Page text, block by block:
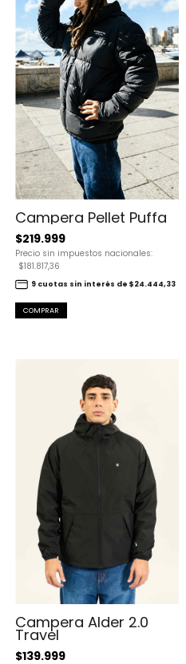
Campera Pellet Puffa
$219.999
Precio sin impuestos nacionales:
$181.817,36
9 cuotas sin interés de $24.444,33
COMPRAR
Campera Alder 2.0
Travel
$139.999